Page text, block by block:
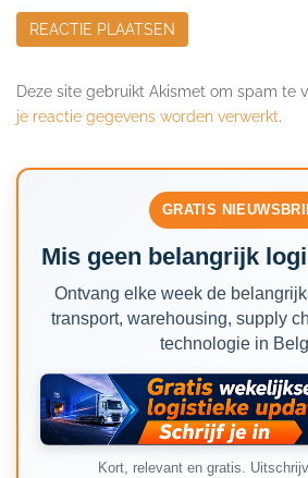
Deze site gebruikt Akismet om spam te
je reactie gegevens worden verwerkt.
GRATIS
Mis geen belangrijk
Ontvang elke week de
transport, warehousing, supply
technologie in
Kort, relevant en gratis.